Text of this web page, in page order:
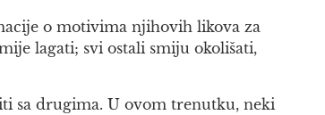
o motivima njihovih likova za
lagati; svi ostali smiju okolišati,
sa drugima. U ovom trenutku, neki